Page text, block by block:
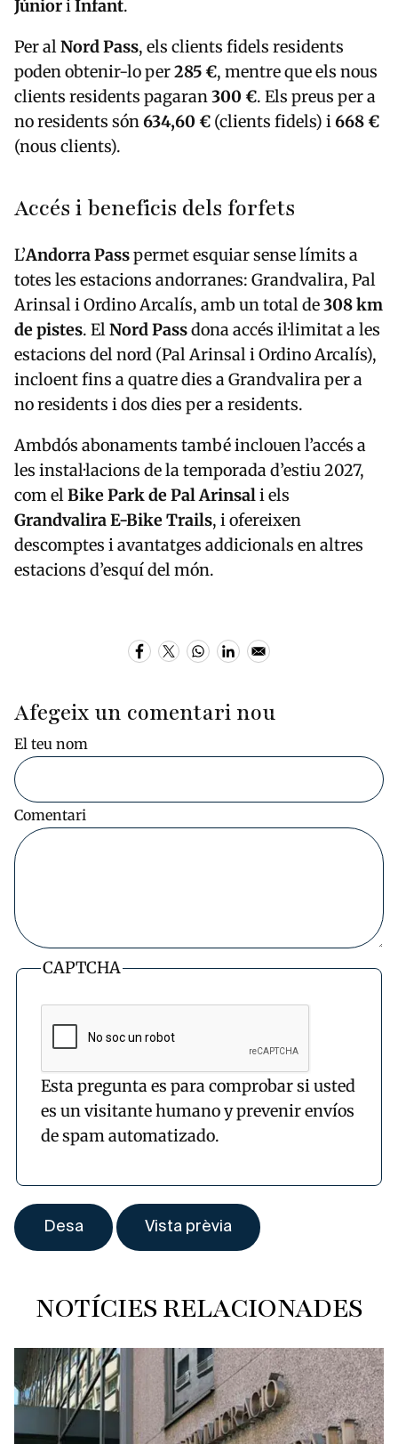
Júniori Infant.
Per al Nord Pass, els clients fidels residents
poden obtenir-lo per285 €, mentre que els nous
clients residents pagaran 300 €. Els preus per a
no residents són 634,60 € (clients fidels) i 668 €
(nous clients).
Accés i beneficis dels forfets
L’Andorra Passpermet esquiar sense límits a
totes les estacions andorranes: Grandvalira, Pal
Arinsal i Ordino Arcalís, amb un total de308 km
de pistes. ElNord Passdona accés il·limitat a les
estacions del nord (Pal Arinsal i Ordino Arcalís),
incloent fins a quatre dies a Grandvalira per a
no residents i dos dies per a residents.
Ambdós abonaments també inclouen l’accés a
les instal·lacions de la temporada d’estiu 2027,
com elBike Park de Pal Arinsali els
Grandvalira E-Bike Trails, i ofereixen
descomptes i avantatges addicionals en altres
estacions d’esquí del món.
Afegeix un comentari nou
El teu nom
Comentari
CAPTCHA
Esta pregunta es para comprobar si usted
es un visitante humano y prevenir envíos
de spam automatizado.
NOTÍCIES RELACIONADES